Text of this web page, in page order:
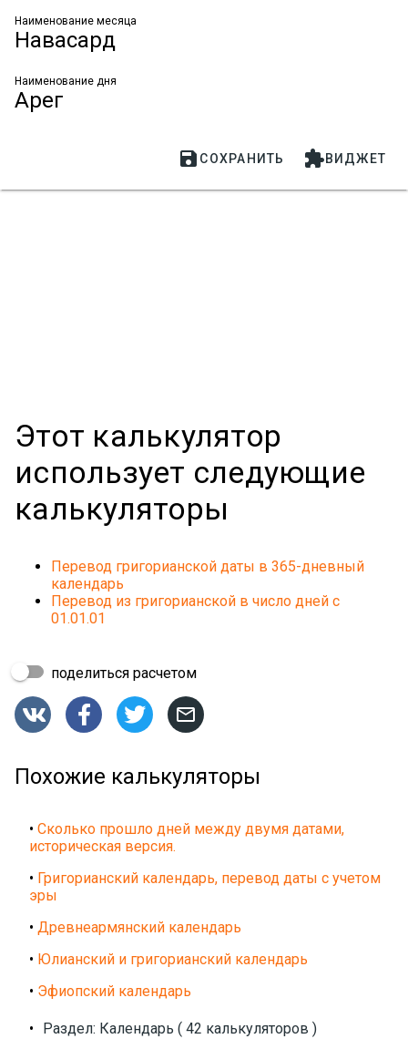
Наименование месяца
Навасард
Наименование дня
Арег
 СОХРАНИТЬ ВИДЖЕТ
Этот калькулятор
использует следующие
калькуляторы
Перевод григорианской даты в 365-дневный
календарь
Перевод из григорианской в число дней с
01.01.01
поделиться расчетом
   
Похожие калькуляторы
• Сколько прошло дней между двумя датами,
историческая версия.
• Григорианский календарь, перевод даты с учетом
эры
• Древнеармянский календарь
• Юлианский и григорианский календарь
• Эфиопский календарь
• Раздел: Календарь ( 42 калькуляторов )